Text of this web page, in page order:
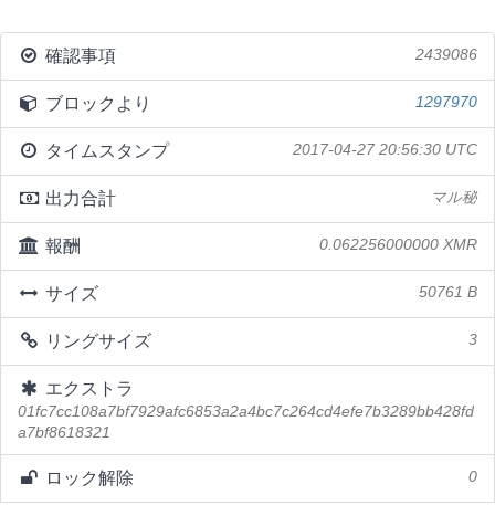
確認事項 2439086
ブロックより 1297970
タイムスタンプ 2017-04-27 20:56:30 UTC
出力合計 マル秘
報酬 0.062256000000 XMR
サイズ 50761 B
リングサイズ 3
エクストラ
01fc7cc108a7bf7929afc6853a2a4bc7c264cd4efe7b3289bb428fd
a7bf8618321
ロック解除 0